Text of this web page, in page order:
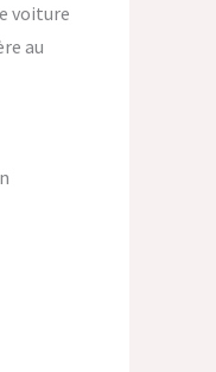
voiture
au